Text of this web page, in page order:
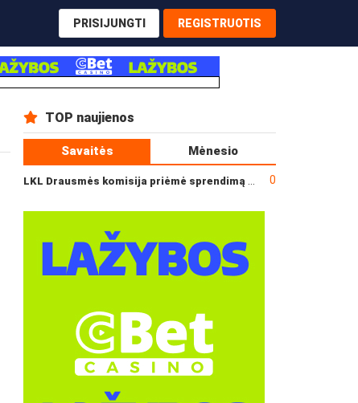
PRISIJUNGTI REGISTRUOTIS
TOP naujienos
Savaitės Mėnesio
0